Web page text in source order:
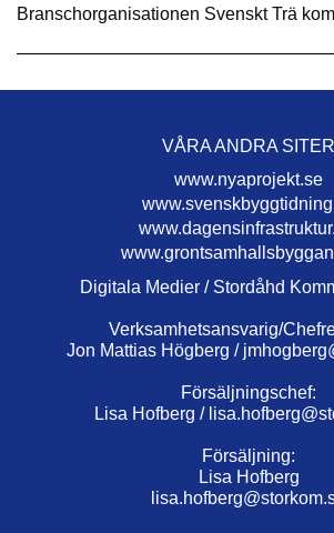
Branschorganisationen Svenskt Trä
VÅRA ANDRA SITER
www.nyaprojekt.se
Digitala Medier / Stordåhd
Verksamhetsansvarig/
Jon Mattias Högberg /
Försäljningschef:
Lisa Hofberg /
Försäljning:
Lisa Hofberg